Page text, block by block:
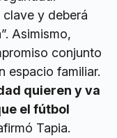
y deberá
Asimismo,
conjunto
espacio familiar.
quieren y va
el fútbol
Tapia.